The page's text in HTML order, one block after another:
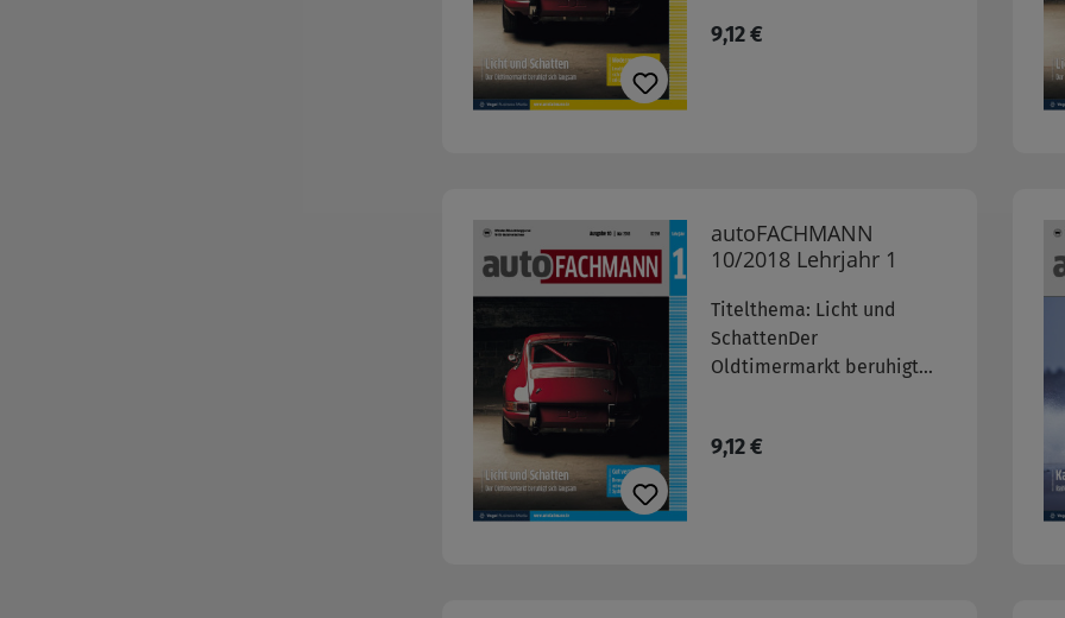
Bremsanlagen haben sich
Regulärer Preis:
9,12 €
autoFACHMANN
10/2018 Lehrjahr 1
Titelthema: Licht und
SchattenDer
Oldtimermarkt beruhigt
Bremsanlagen haben sich
Regulärer Preis:
9,12 €